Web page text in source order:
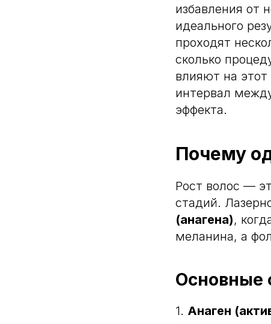
избавления от
идеального
проходят
сколько
влияют на
интервал
эффекта.
Почему
Рост волос —
стадий.
(анагена),
меланина, а
Основные
1. Анаген